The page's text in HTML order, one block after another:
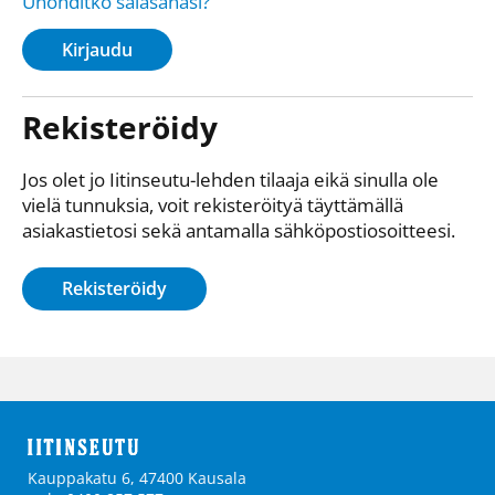
Kirjaudu
Rekisteröidy
Jos olet jo Iitinseutu-lehden tilaaja eikä sinulla ole
vielä tunnuksia, voit rekisteröityä täyttämällä
asiakastietosi sekä antamalla sähkö­posti­osoitteesi.
Rekisteröidy
Kauppakatu 6, 47400 Kausala